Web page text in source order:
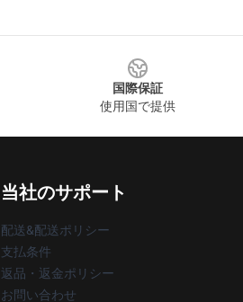
国際保証
使用国で提供
当社のサポート
配送&配送ポリシー
支払条件
返品・返金ポリシー
お問い合わせ